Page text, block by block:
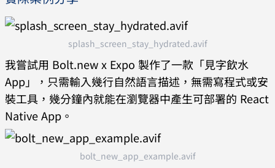
splash_screen_stay_hydrated.avif
我嘗試用 Bolt.new x Expo 製作了一款「見字飲水
App」，只需輸入幾行自然語言描述，無需寫程式或安
裝工具，幾分鐘內就能在瀏覽器中產生可部署的 React
Native App。
bolt_new_app_example.avif